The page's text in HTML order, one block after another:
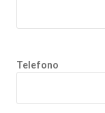
Telefono